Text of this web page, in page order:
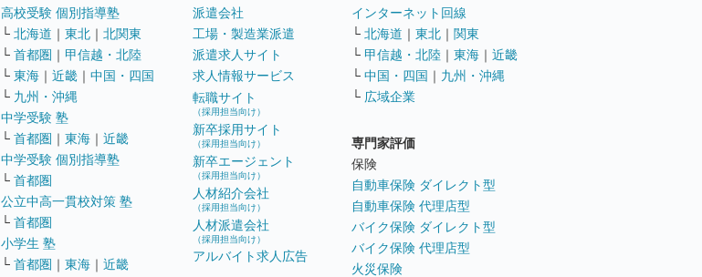
高校受験 個別指導塾
└ 北海道 ｜ 東北 ｜ 北関東
└ 首都圏 ｜ 甲信越・北陸
└ 東海 ｜ 近畿 ｜ 中国・四国
└ 九州・沖縄
中学受験 塾
└ 首都圏 ｜ 東海 ｜ 近畿
中学受験 個別指導塾
└ 首都圏
公立中高一貫校対策 塾
└ 首都圏
小学生 塾
└ 首都圏 ｜ 東海 ｜ 近畿
派遣会社
工場・製造業派遣
派遣求人サイト
求人情報サービス
転職サイト
（採用担当向け）
新卒採用サイト
（採用担当向け）
新卒エージェント
（採用担当向け）
人材紹介会社
（採用担当向け）
人材派遣会社
（採用担当向け）
アルバイト求人広告
インターネット回線
└ 北海道 ｜ 東北 ｜ 関東
└ 甲信越・北陸 ｜ 東海 ｜ 近畿
└ 中国・四国 ｜ 九州・沖縄
└ 広域企業
専門家評価
保険
自動車保険 ダイレクト型
自動車保険 代理店型
バイク保険 ダイレクト型
バイク保険 代理店型
火災保険